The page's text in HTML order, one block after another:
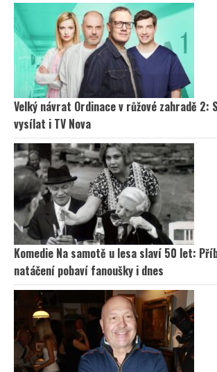
Velký návrat Ordinace v růžové zahradě 2:
vysílat i TV Nova
Komedie Na samotě u lesa slaví 50 let:
natáčení pobaví fanoušky i dnes